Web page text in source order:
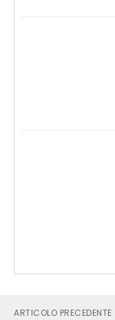
ARTICOLO PRECEDENTE